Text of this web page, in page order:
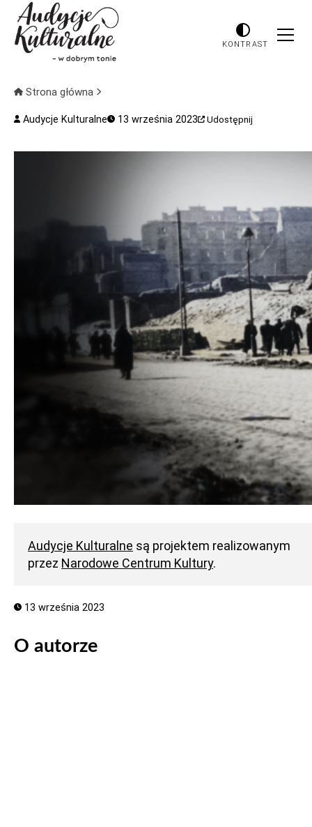
KONTRAST
Strona główna
Audycje Kulturalne 13 września 2023 Udostępnij
Audycje Kulturalne są projektem realizowanym
przez Narodowe Centrum Kultury.
13 września 2023
O autorze